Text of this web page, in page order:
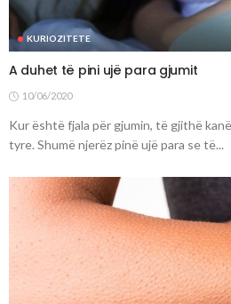
KURIOZITETE
A duhet të pini ujë para gjumit
10/06/2020
Kur është fjala për gjumin, të gjithë
tyre. Shumë njerëz pinë ujë para se të...